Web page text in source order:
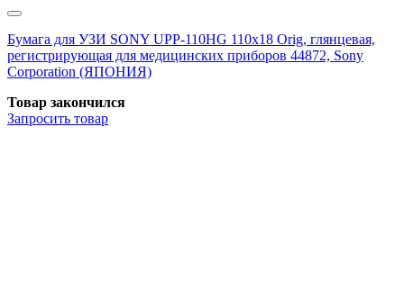
Бумага для УЗИ SONY UPP-110HG 110х18 Orig, глянцевая,
регистрирующая для медицинских приборов 44872, Sony
Corporation (ЯПОНИЯ)
Товар закончился
Запросить товар